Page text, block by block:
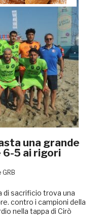
una grande
6-5 ai rigori
GRB
di sacrificio trova una
contro i campioni della
nella tappa di Cirò